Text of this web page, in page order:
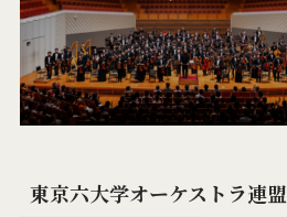
東京六大学オーケストラ連盟